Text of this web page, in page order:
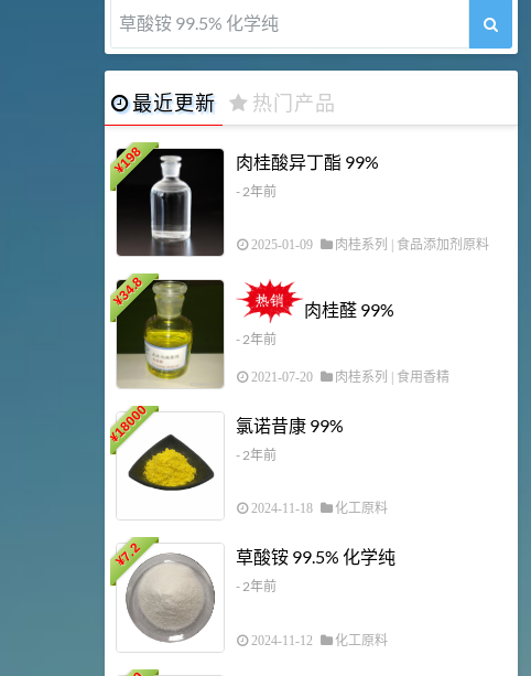
草酸铵 99.5% 化学纯
最近更新 热门产品
¥
198 肉桂酸异丁酯 99%
- 2年前
2025-01-09 肉桂系列 食品添加剂原料
¥
34.8
肉桂醛 99%
- 2年前
2021-07-20 肉桂系列 | 食用香精
¥
18000 氯诺昔康 99%
- 2年前
2024-11-18 化工原料
¥
7.2 草酸铵 99.5% 化学纯
- 2年前
2024-11-12 化工原料